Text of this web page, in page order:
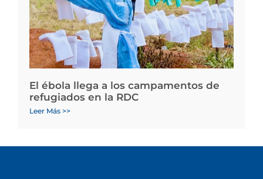
El ébola llega a los campamentos de
refugiados en la RDC
Leer Más >>